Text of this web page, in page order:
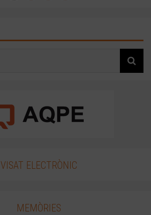
VISAT ELECTRÒNIC
MEMÒRIES